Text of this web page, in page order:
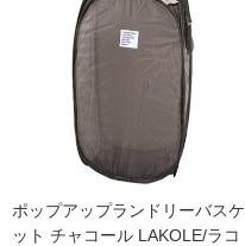
ポップアップランドリーバスケ
ット チャコール LAKOLE/ラコ